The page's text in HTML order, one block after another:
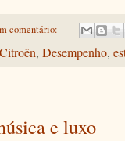
comentário:
Citroën, Desempenho,
e luxo